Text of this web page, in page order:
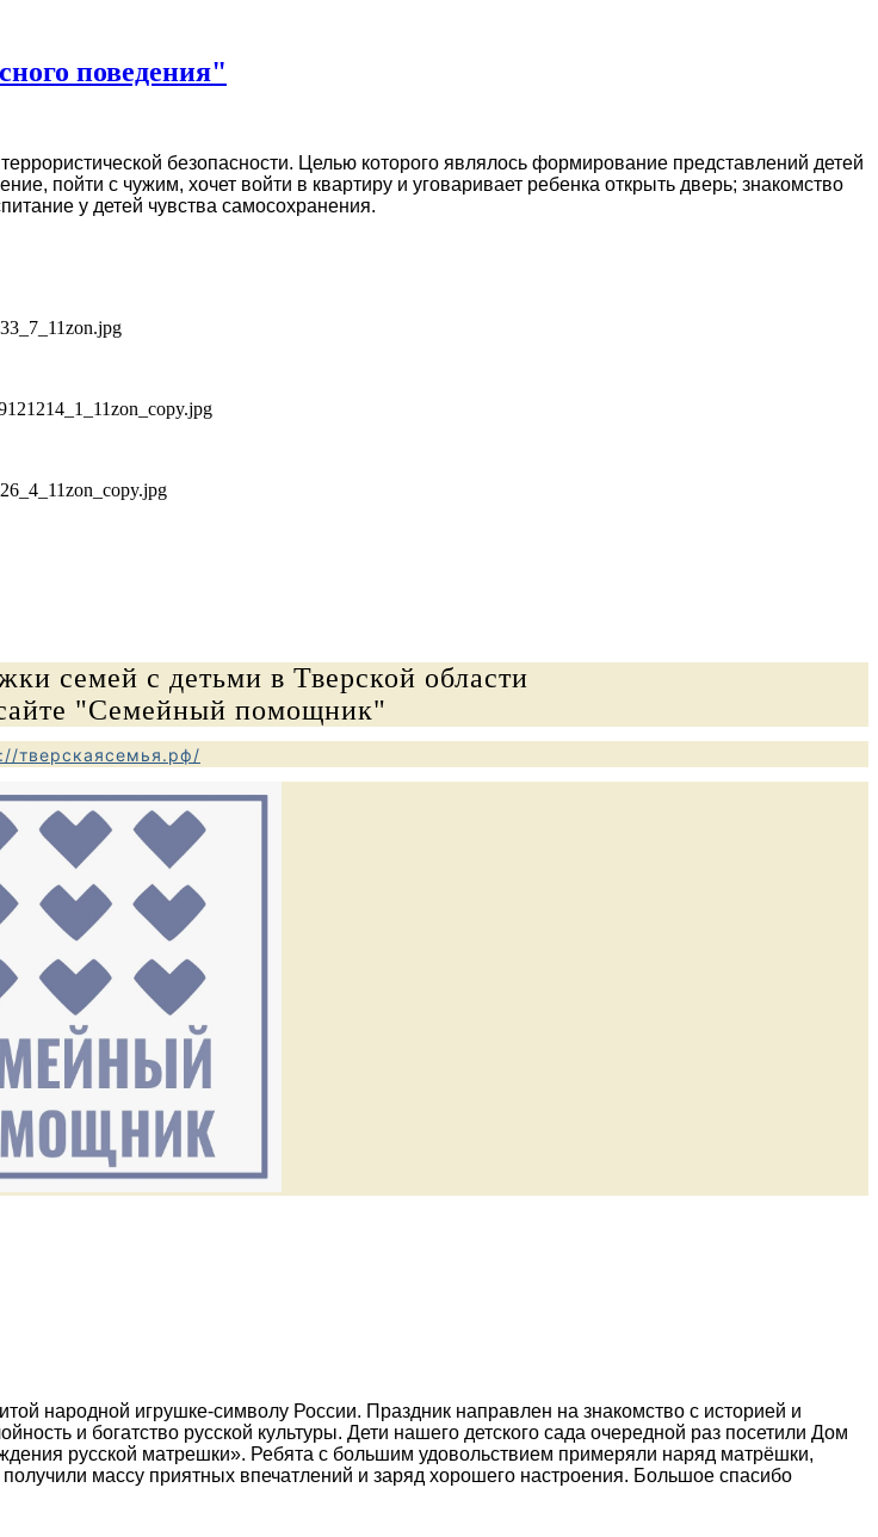
поведения"
безопасности. Целью которого являлось формирование представлений детей
пойти с чужим, хочет войти в квартиру и уговаривает ребенка открыть дверь; знакомство
у детей чувства самосохранения.
семей с детьми в Тверской области
"Семейный помощник"
тверскаясемья.рф/
народной игрушке-символу России. Праздник направлен на знакомство с историей и
и богатство русской культуры. Дети нашего детского сада очередной раз посетили Дом
русской матрешки». Ребята с большим удовольствием примеряли наряд матрёшки,
массу приятных впечатлений и заряд хорошего настроения. Большое спасибо